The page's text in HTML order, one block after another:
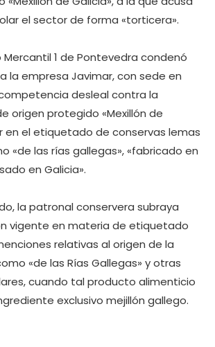
el sector de forma «torticera».
Mercantil 1 de Pontevedra condenó
la empresa Javimar, con sede en
desleal contra la
origen protegido «Mexillón de
en el etiquetado de conservas lemas
«de las rías gallegas», «fabricado en
en Galicia».
la patronal conservera subraya
vigente en materia de etiquetado
relativas al origen de la
«de las Rías Gallegas» y otras
cuando tal producto alimenticio
exclusivo mejillón gallego.